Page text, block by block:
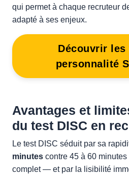
qui permet à chaque recruteur
adapté à ses enjeux.
Découvrir les
personnalité
Avantages et
du test DISC en
Le test DISC séduit par sa
minutes contre 45 à 60
complet — et par la lisibilité